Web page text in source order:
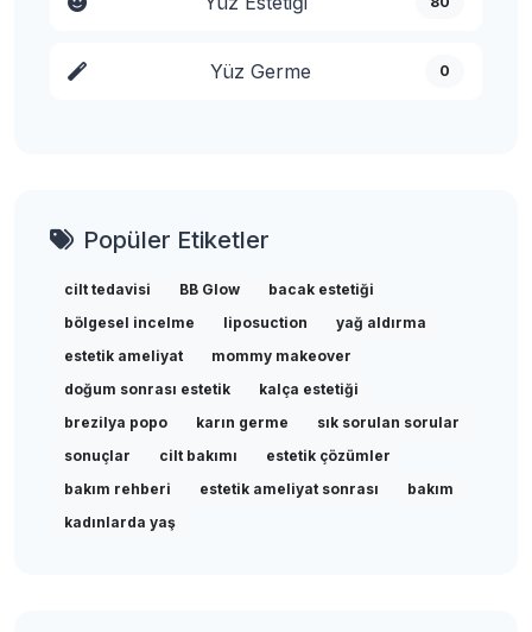
Yüz Germe 0
Popüler Etiketler
cilt tedavisi BB Glow
bacak estetiği
bölgesel incelme
liposuction
yağ aldırma
estetik ameliyat
mommy makeover
doğum sonrası estetik
kalça estetiği
brezilya popo
karın germe
sık sorulan sorular
sonuçlar
cilt bakımı
estetik çözümler
bakım rehberi
estetik ameliyat sonrası
bakım
kadınlarda yaş